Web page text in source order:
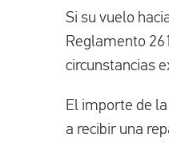
Si su vuelo
Reglamento
circunstancias
El importe de
a recibir una